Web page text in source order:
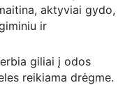
aktyviai gydo,
ir
giliai į odos
reikiama drėgme.